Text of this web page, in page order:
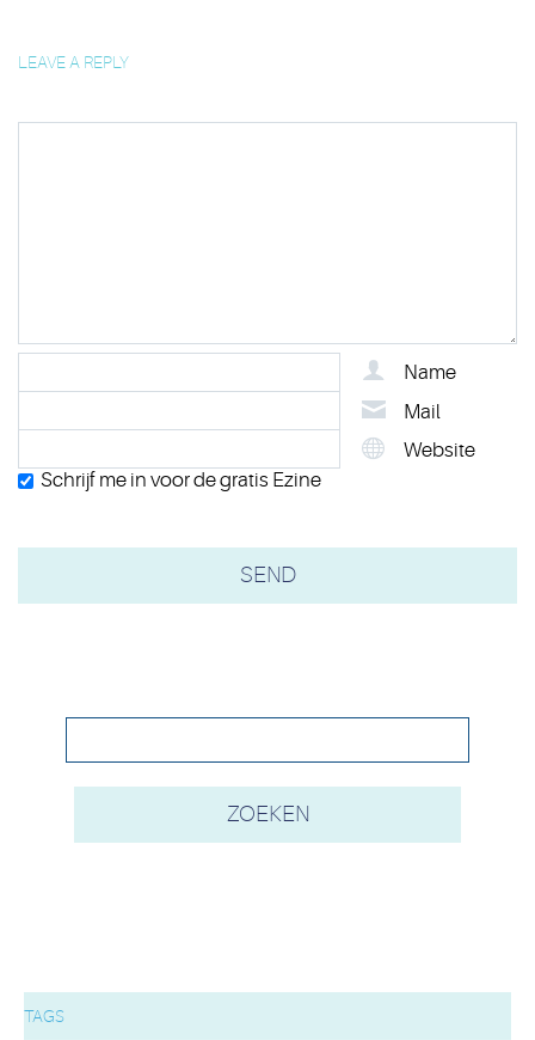
LEAVE A REPLY
Name
Mail
Website
Schrijf me in voor de gratis Ezine
TAGS